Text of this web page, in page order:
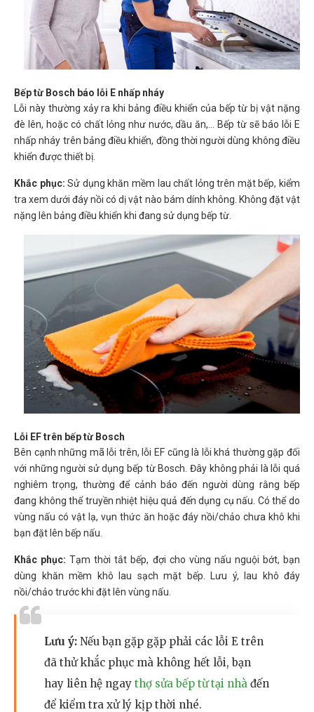
Bếp từ Bosch báo lỗi E nhấp nháy
Lỗi này thường xảy ra khi bảng điều khiển của bếp từ bị vật nặng
đè lên, hoặc có chất lỏng như nước, dầu ăn,… Bếp từ sẽ báo lỗi E
nhấp nháy trên bảng điều khiển, đồng thời người dùng không điều
khiển được thiết bị.
Khắc phục: Sử dụng khăn mềm lau chất lỏng trên mặt bếp, kiểm
tra xem dưới đáy nồi có dị vật nào bám dính không. Không đặt vật
nặng lên bảng điều khiển khi đang sử dụng bếp từ.
Lỗi EF trên bếp từ Bosch
Bên cạnh những mã lỗi trên, lỗi EF cũng là lỗi khá thường gặp đối
với những người sử dụng bếp từ Bosch. Đây không phải là lỗi quá
nghiêm trọng, thường để cảnh báo đến người dùng rằng bếp
đang không thể truyền nhiệt hiệu quả đến dụng cụ nấu. Có thể do
vùng nấu có vật lạ, vụn thức ăn hoặc đáy nồi/chảo chưa khô khi
bạn đặt lên bếp nấu.
Khắc phục:Tạm thời tắt bếp, đợi cho vùng nấu nguội bớt, bạn
dùng khăn mềm khô lau sạch mặt bếp. Lưu ý, lau khô đáy
nồi/chảo trước khi đặt lên vùng nấu.
Lưu ý: Nếu bạn gặp gặp phải các lỗi E trên
đã thử khắc phục mà không hết lỗi, bạn
hay liên hệ ngay thợ sửa bếp từ tại nhà đến
để kiểm tra xử lý kịp thời nhé.